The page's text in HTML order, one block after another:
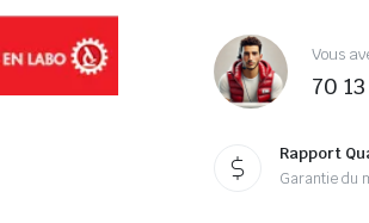
Vous
70
Rapport
Garantie du